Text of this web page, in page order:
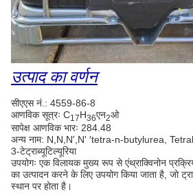
उत्पाद का वर्णन
सीएएस नं.: 4559-86-8
आणविक सूत्रः C17H36एन2ओ
सापेक्ष आणविक भारः 284.48
अन्य नाम: N,N,N',N' ′tetra-n-butylurea,
3-टेट्राब्यूटिल्यूरिया
उपयोगः एक विलायक मुख्य रूप से एंथ्राक्विनोन
का उत्पादन करने के लिए उपयोग किया जाता है, जो
स्थान पर होता है।